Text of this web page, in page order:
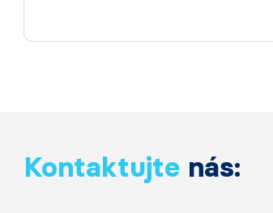
Kontaktujte nás: